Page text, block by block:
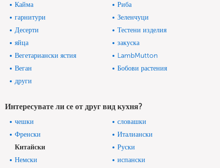
Кайма
Риба
гарнитури
Зеленчуци
Десерти
Тестени изделия
яйца
закуска
Вегетариански ястия
LambMutton
Веган
Бобови растения
други
Интересувате ли се от друг вид кухня?
чешки
словашки
Френски
Италиански
Китайски
Руски
Немски
испански